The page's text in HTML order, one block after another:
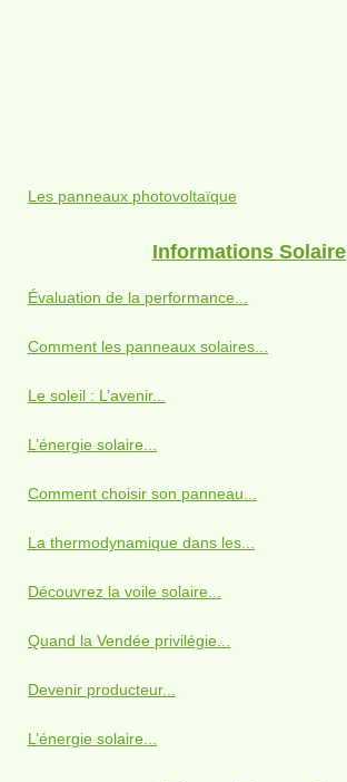
Les panneaux photovoltaïque
Informations Solaire
Évaluation de la performance...
Comment les panneaux solaires...
Le soleil : L’avenir...
L’énergie solaire...
Comment choisir son panneau...
La thermodynamique dans les...
Découvrez la voile solaire...
Quand la Vendée privilégie...
Devenir producteur...
L’énergie solaire...